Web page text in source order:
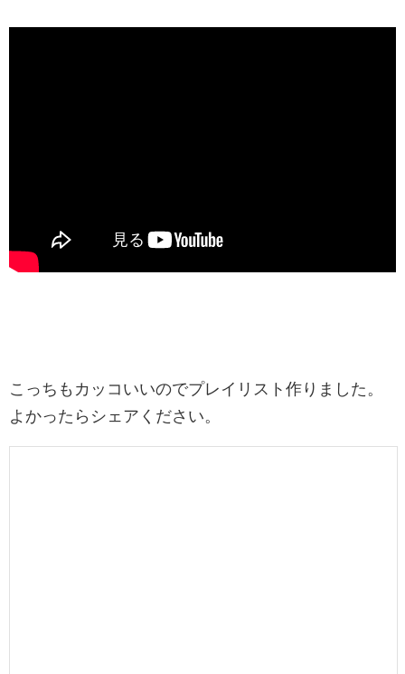
こっちもカッコいいのでプレイリスト作りました。
よかったらシェアください。